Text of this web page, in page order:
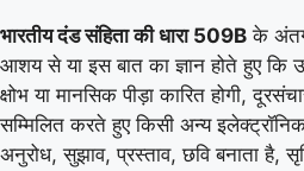
भारतीय दंड संहिता की धारा 509B के
आशय से या इस बात का ज्ञान होते हुए कि
क्षोभ या मानसिक पीड़ा कारित होगी,
सम्मिलित करते हुए किसी अन्य इलेक्ट्रॉनिक
अनुरोध, सुझाव, प्रस्ताव, छवि बनाता है,